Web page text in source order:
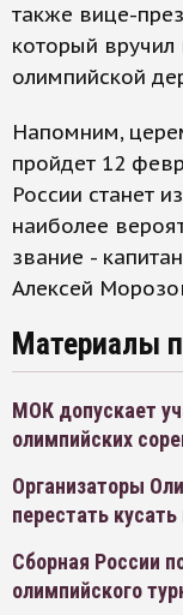
также вице-
который
олимпийской
Напомним,
пройдет 12
России станет
наиболее
звание -
Алексей
Материалы
МОК допускает
олимпийских
Организаторы
перестать
Сборная России
олимпийского